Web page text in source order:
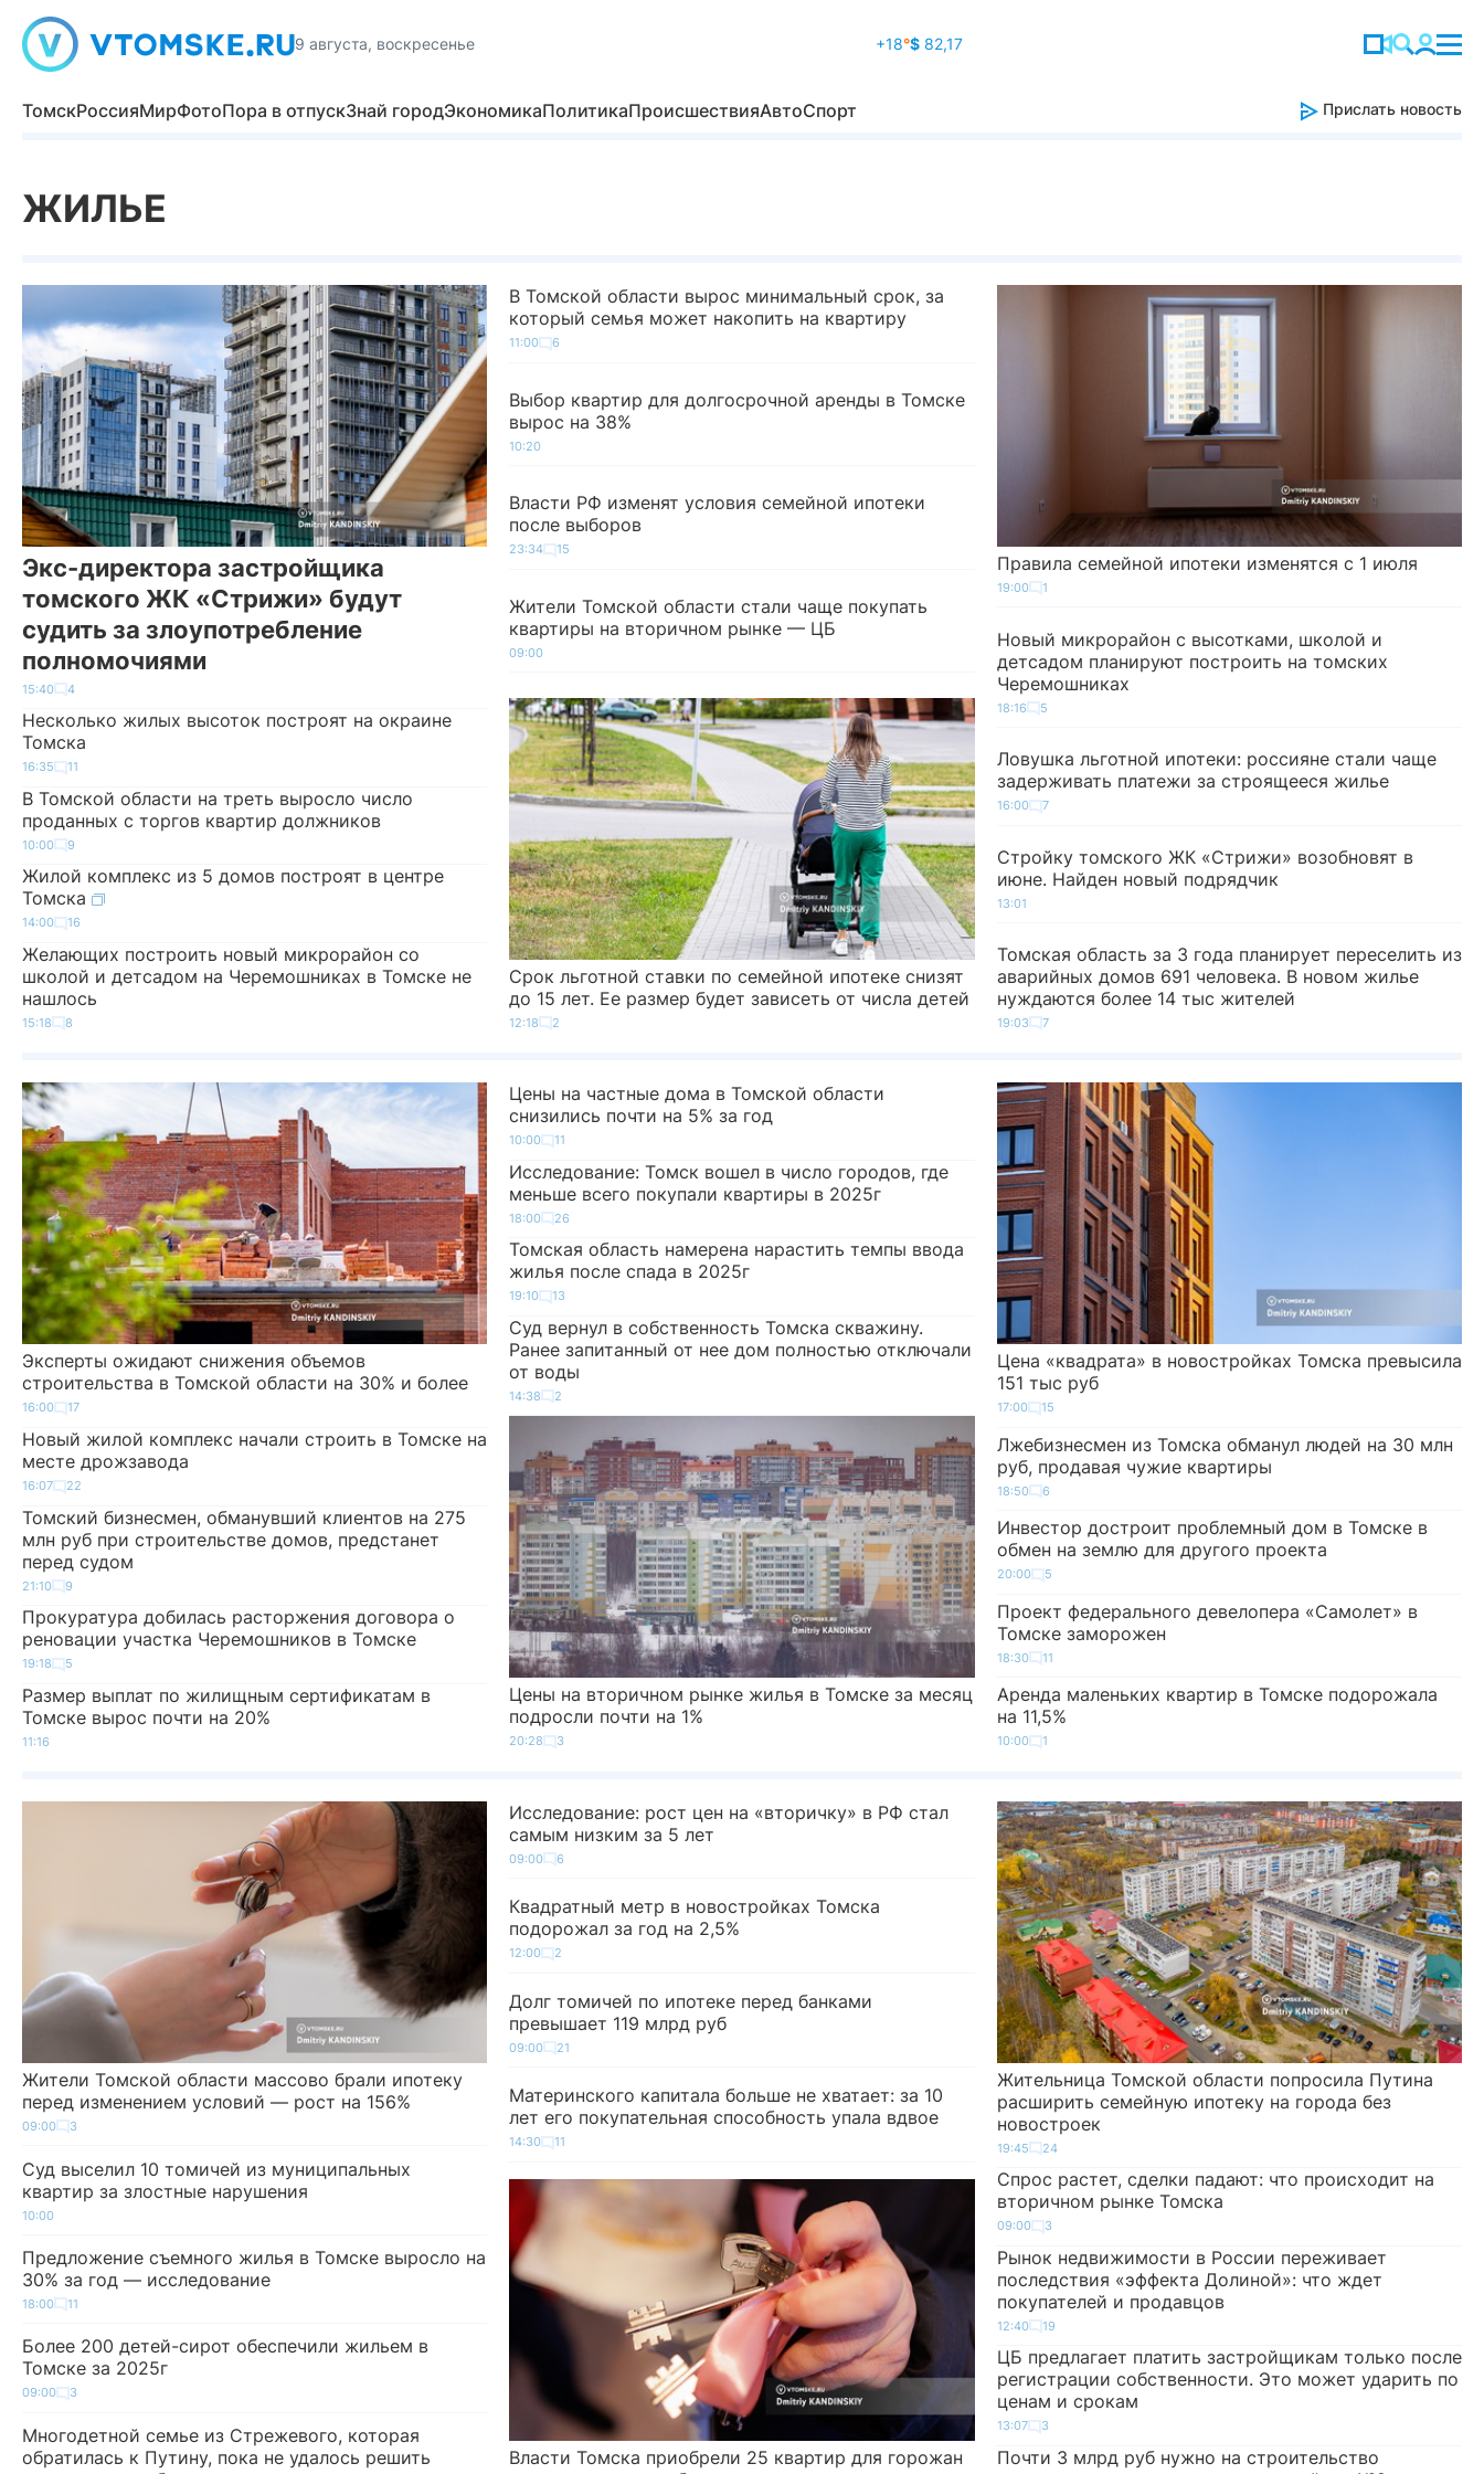
9 августа, воскресенье +18°$ 82,17
ТомскРоссияМирФотоПора в отпускЗнай городЭкономикаПолитикаПроисшествияАвтоСпорт Прислать новость
ЖИЛЬЕ
Экс-директора застройщика
томского ЖК «Стрижи» будут
судить за злоупотребление
полномочиями
15:40 4
Несколько жилых высоток построят на окраине
Томска
16:35 11
В Томской области на треть выросло число
проданных с торгов квартир должников
10:00 9
Жилой комплекс из 5 домов построят в центре
Томска
14:00 16
Желающих построить новый микрорайон со
школой и детсадом на Черемошниках в Томске не
нашлось
15:18 8
В Томской области вырос минимальный срок, за
который семья может накопить на квартиру
11:00 6
Выбор квартир для долгосрочной аренды в Томске
вырос на 38%
10:20
Власти РФ изменят условия семейной ипотеки
после выборов
23:34 15
Жители Томской области стали чаще покупать
квартиры на вторичном рынке — ЦБ
09:00
Срок льготной ставки по семейной ипотеке снизят
до 15 лет. Ее размер будет зависеть от числа детей
12:18 2
Правила семейной ипотеки изменятся с 1 июля
19:00 1
Новый микрорайон с высотками, школой и
детсадом планируют построить на томских
Черемошниках
18:16 5
Ловушка льготной ипотеки: россияне стали чаще
задерживать платежи за строящееся жилье
16:00 7
Стройку томского ЖК «Стрижи» возобновят в
июне. Найден новый подрядчик
13:01
Томская область за 3 года планирует переселить из
аварийных домов 691 человека. В новом жилье
нуждаются более 14 тыс жителей
19:03 7
Эксперты ожидают снижения объемов
строительства в Томской области на 30% и более
16:00 17
Новый жилой комплекс начали строить в Томске на
месте дрожзавода
16:07 22
Томский бизнесмен, обманувший клиентов на 275
млн руб при строительстве домов, предстанет
перед судом
21:10 9
Прокуратура добилась расторжения договора о
реновации участка Черемошников в Томске
19:18 5
Размер выплат по жилищным сертификатам в
Томске вырос почти на 20%
11:16
Цены на частные дома в Томской области
снизились почти на 5% за год
10:00 11
Исследование: Томск вошел в число городов, где
меньше всего покупали квартиры в 2025г
18:00 26
Томская область намерена нарастить темпы ввода
жилья после спада в 2025г
19:10 13
Суд вернул в собственность Томска скважину.
Ранее запитанный от нее дом полностью отключали
от воды
14:38 2
Цены на вторичном рынке жилья в Томске за месяц
подросли почти на 1%
20:28 3
Цена «квадрата» в новостройках Томска превысила
151 тыс руб
17:00 15
Лжебизнесмен из Томска обманул людей на 30 млн
руб, продавая чужие квартиры
18:50 6
Инвестор достроит проблемный дом в Томске в
обмен на землю для другого проекта
20:00 5
Проект федерального девелопера «Самолет» в
Томске заморожен
18:30 11
Аренда маленьких квартир в Томске подорожала
на 11,5%
10:00 1
Жители Томской области массово брали ипотеку
перед изменением условий — рост на 156%
09:00 3
Суд выселил 10 томичей из муниципальных
квартир за злостные нарушения
10:00
Предложение съемного жилья в Томске выросло на
30% за год — исследование
18:00 11
Более 200 детей-сирот обеспечили жильем в
Томске за 2025г
09:00 3
Многодетной семье из Стрежевого, которая
обратилась к Путину, пока не удалось решить
Исследование: рост цен на «вторичку» в РФ стал
самым низким за 5 лет
09:00 6
Квадратный метр в новостройках Томска
подорожал за год на 2,5%
12:00 2
Долг томичей по ипотеке перед банками
превышает 119 млрд руб
09:00 21
Материнского капитала больше не хватает: за 10
лет его покупательная способность упала вдвое
14:30 11
Власти Томска приобрели 25 квартир для горожан
Жительница Томской области попросила Путина
расширить семейную ипотеку на города без
новостроек
19:45 24
Спрос растет, сделки падают: что происходит на
вторичном рынке Томска
09:00 3
Рынок недвижимости в России переживает
последствия «эффекта Долиной»: что ждет
покупателей и продавцов
12:40 19
ЦБ предлагает платить застройщикам только после
регистрации собственности. Это может ударить по
ценам и срокам
13:07 3
Почти 3 млрд руб нужно на строительство